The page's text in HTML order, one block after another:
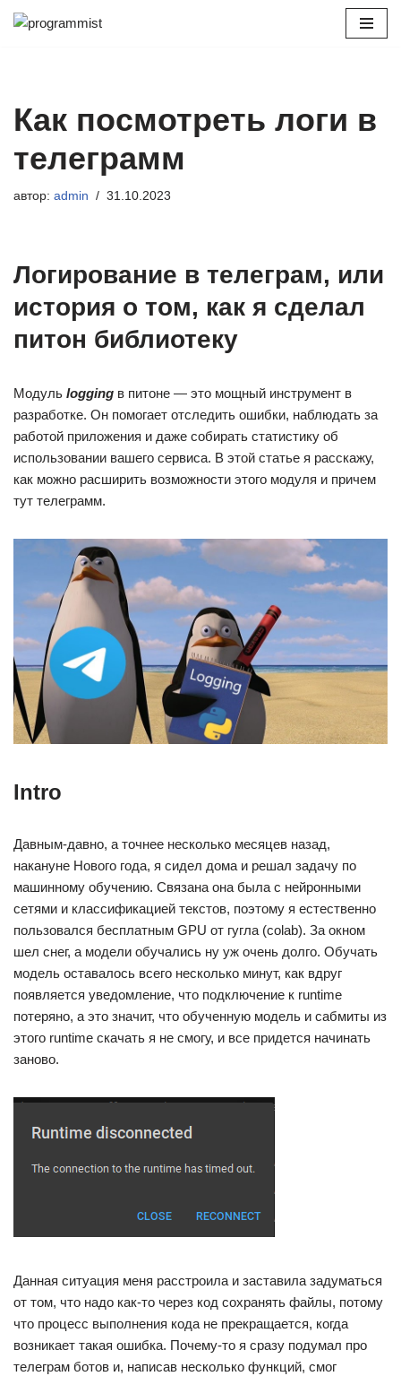
Как посмотреть логи в
телеграмм
автор: admin 31.10.2023
Логирование в телеграм, или
история о том, как я сделал
питон библиотеку
Модуль logging в питоне — это мощный инструмент в
разработке. Он помогает отследить ошибки, наблюдать за
работой приложения и даже собирать статистику об
использовании вашего сервиса. В этой статье я расскажу,
как можно расширить возможности этого модуля и причем
тут телеграмм.
Intro
Давным-давно, а точнее несколько месяцев назад,
накануне Нового года, я сидел дома и решал задачу по
машинному обучению. Связана она была с нейронными
сетями и классификацией текстов, поэтому я естественно
пользовался бесплатным GPU от гугла (colab). За окном
шел снег, а модели обучались ну уж очень долго. Обучать
модель оставалось всего несколько минут, как вдруг
появляется уведомление, что подключение к runtime
потеряно, а это значит, что обученную модель и сабмиты из
этого runtime скачать я не смогу, и все придется начинать
заново.
Данная ситуация меня расстроила и заставила задуматься
от том, что надо как-то через код сохранять файлы, потому
что процесс выполнения кода не прекращается, когда
возникает такая ошибка. Почему-то я сразу подумал про
телеграм ботов и, написав несколько функций, смог